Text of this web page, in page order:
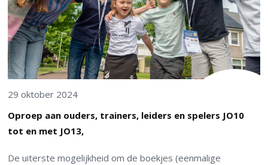
29 oktober 2024
Oproep aan ouders, trainers, leiders en spelers JO10
tot en met JO13,
De uiterste mogelijkheid om de boekjes (eenmalige